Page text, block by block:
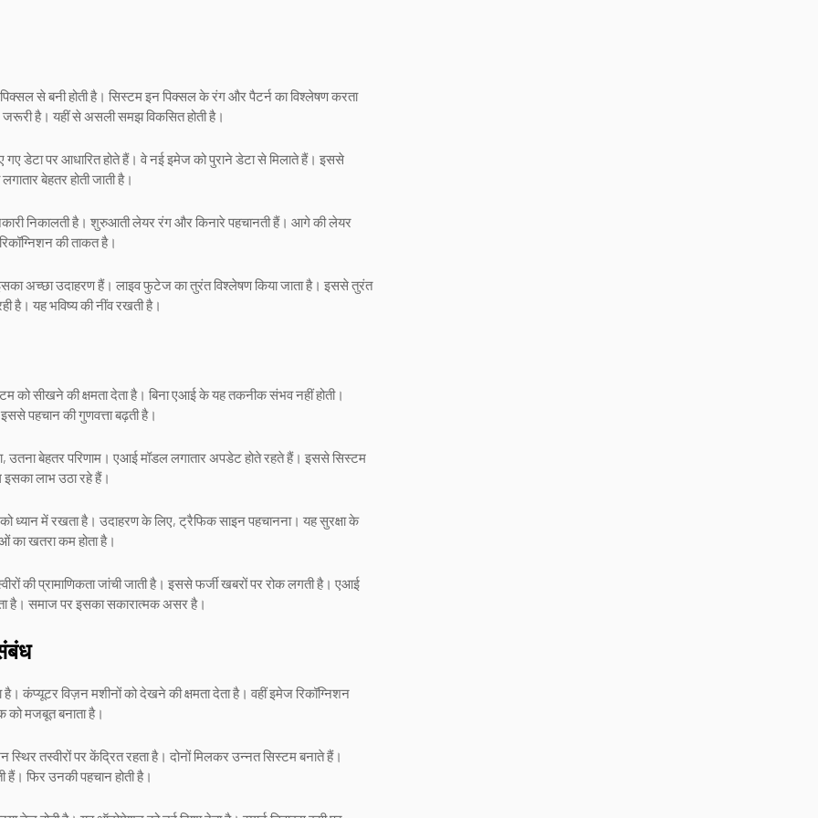
से बनी होती है। सिस्टम इन पिक्सल के रंग और पैटर्न का विश्लेषण करता
है। यहीं से असली समझ विकसित होती है।
डेटा पर आधारित होते हैं। वे नई इमेज को पुराने डेटा से मिलाते हैं। इससे
बेहतर होती जाती है।
निकालती है। शुरुआती लेयर रंग और किनारे पहचानती हैं। आगे की लेयर
की ताकत है।
अच्छा उदाहरण हैं। लाइव फुटेज का तुरंत विश्लेषण किया जाता है। इससे तुरंत
है। यह भविष्य की नींव रखती है।
सीखने की क्षमता देता है। बिना एआई के यह तकनीक संभव नहीं होती।
पहचान की गुणवत्ता बढ़ती है।
उतना बेहतर परिणाम। एआई मॉडल लगातार अपडेट होते रहते हैं। इससे सिस्टम
लाभ उठा रहे हैं।
ध्यान में रखता है। उदाहरण के लिए, ट्रैफिक साइन पहचानना। यह सुरक्षा के
खतरा कम होता है।
की प्रामाणिकता जांची जाती है। इससे फर्जी खबरों पर रोक लगती है। एआई
है। समाज पर इसका सकारात्मक असर है।
कंप्यूटर विज़न मशीनों को देखने की क्षमता देता है। वहीं इमेज रिकॉग्निशन
मजबूत बनाता है।
तस्वीरों पर केंद्रित रहता है। दोनों मिलकर उन्नत सिस्टम बनाते हैं।
हैं। फिर उनकी पहचान होती है।